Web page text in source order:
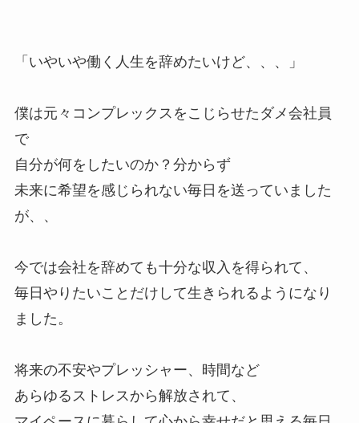
「いやいや働く人生を辞めたいけど、、、」
僕は元々コンプレックスをこじらせたダメ会社員
で
自分が何をしたいのか？分からず
未来に希望を感じられない毎日を送っていました
が、、
今では会社を辞めても十分な収入を得られて、
毎日やりたいことだけして生きられるようになり
ました。
将来の不安やプレッシャー、時間など
あらゆるストレスから解放されて、